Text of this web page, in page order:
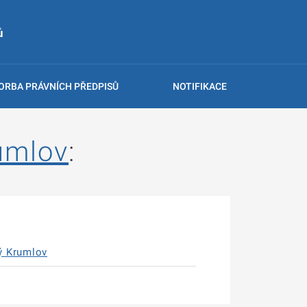
PRÁVNÍCH PŘEDPISŮ NOTIFIKACE
:
Krumlov